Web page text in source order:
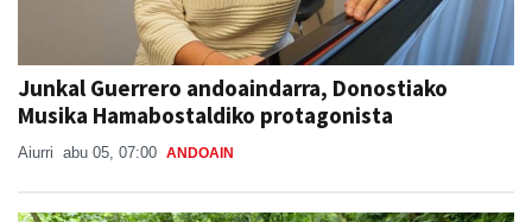
Junkal Guerrero andoaindarra, Donostiako
Musika Hamabostaldiko protagonista
Aiurri abu 05, 07:00 ANDOAIN